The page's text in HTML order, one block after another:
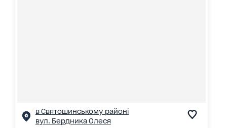
в Святошинському районі
вул. Бердника Олеся